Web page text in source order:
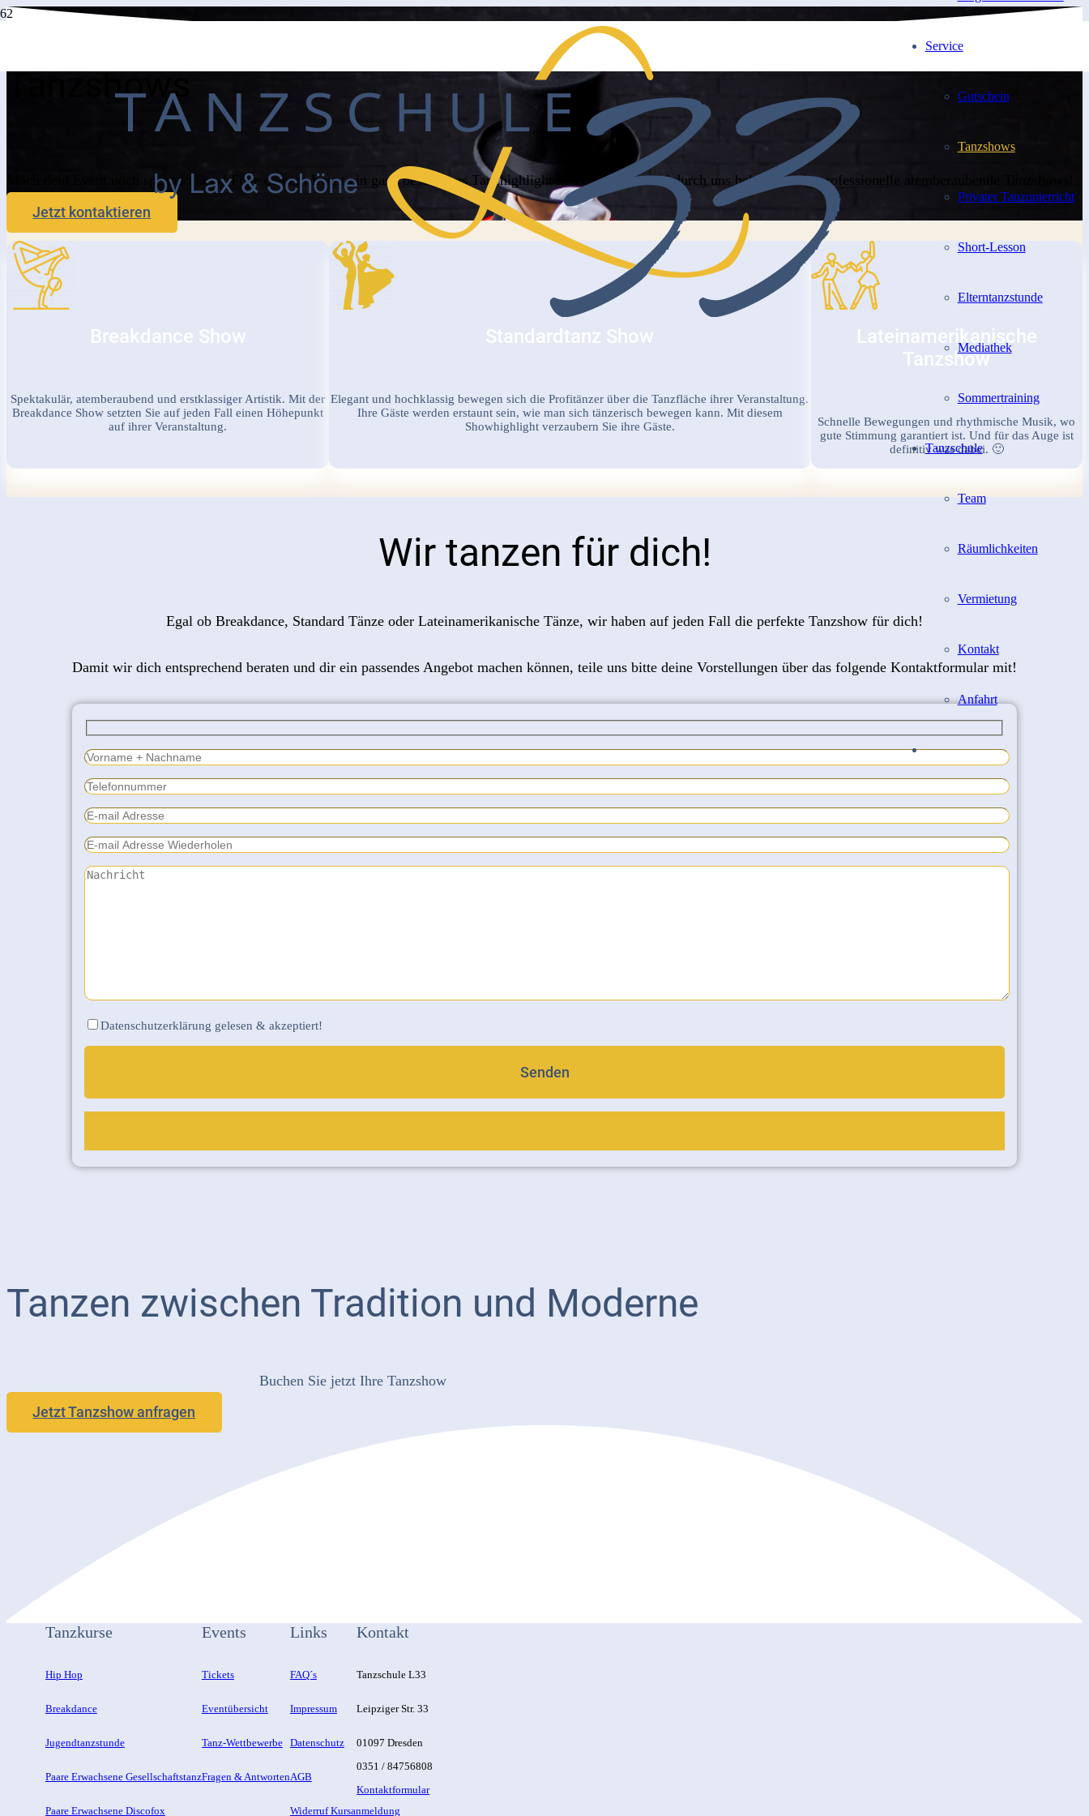
Service
Gutschein
Tanzshows
Privater Tanzunterricht
Short-Lesson
Elterntanzstunde
Mediathek
Sommertraining
Tanzschule
Team
Räumlichkeiten
Vermietung
Kontakt
Anfahrt
Tanzshows
Mach dein Event noch spektakulärer! Füge deinem Event ein ganz besonderes Tanzhighlight hinzu! Mit uns und durch uns bekommst du professionelle atemberaubende Tanzshows!
Jetzt kontaktieren
Breakdance Show
Spektakulär, atemberaubend und erstklassiger Artistik. Mit der
Breakdance Show setzten Sie auf jeden Fall einen Höhepunkt
auf ihrer Veranstaltung.
Standardtanz Show
Elegant und hochklassig bewegen sich die Profitänzer über die Tanzfläche ihrer Veranstaltung.
Ihre Gäste werden erstaunt sein, wie man sich tänzerisch bewegen kann. Mit diesem
Showhighlight verzaubern Sie ihre Gäste.
Lateinamerikanische
Tanzshow
Schnelle Bewegungen und rhythmische Musik, wo
gute Stimmung garantiert ist. Und für das Auge ist
definitiv was dabei. 🙂
Wir tanzen für dich!
Egal ob Breakdance, Standard Tänze oder Lateinamerikanische Tänze, wir haben auf jeden Fall die perfekte Tanzshow für dich!
Damit wir dich entsprechend beraten und dir ein passendes Angebot machen können, teile uns bitte deine Vorstellungen über das folgende Kontaktformular mit!
Bitte lasse dieses Feld leer.
Bitte lasse dieses Feld leer.
Datenschutzerklärung gelesen & akzeptiert!
Tanzen zwischen Tradition und Moderne
Buchen Sie jetzt Ihre Tanzshow
Jetzt Tanzshow anfragen
Tanzkurse
Hip Hop
Breakdance
Jugendtanzstunde
Paare Erwachsene Gesellschaftstanz
Paare Erwachsene Discofox
Events
Tickets
Eventübersicht
Tanz-Wettbewerbe
Fragen & Antworten
Links
FAQ´s
Impressum
Datenschutz
AGB
Widerruf Kursanmeldung
Kontakt
Tanzschule L33
Leipziger Str. 33
01097 Dresden
0351 / 84756808
Kontaktformular